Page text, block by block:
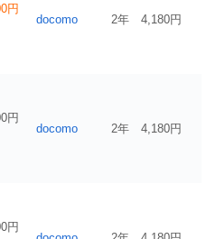
円
docomo 2年 4,180円
円
docomo 2年 4,180円
円